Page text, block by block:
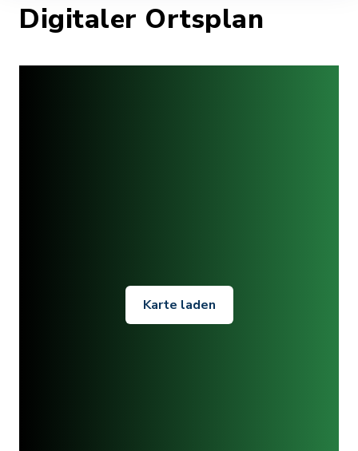
Digitaler Ortsplan
Karte laden